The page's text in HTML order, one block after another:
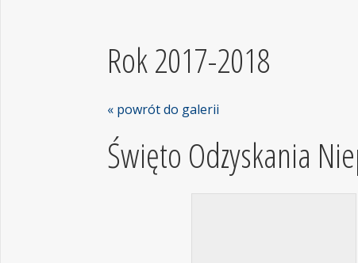
Rok 2017-2018
« powrót do galerii
Święto Odzyskania